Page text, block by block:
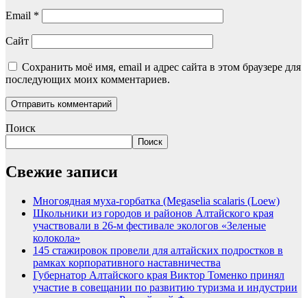
Email *
Сайт
Сохранить моё имя, email и адрес сайта в этом браузере для
последующих моих комментариев.
Поиск
Поиск
Свежие записи
Многоядная муха-горбатка (Megaselia scalaris (Loew)
Школьники из городов и районов Алтайского края
участвовали в 26-м фестивале экологов «Зеленые
колокола»
145 стажировок провели для алтайских подростков в
рамках корпоративного наставничества
Губернатор Алтайского края Виктор Томенко принял
участие в совещании по развитию туризма и индустрии